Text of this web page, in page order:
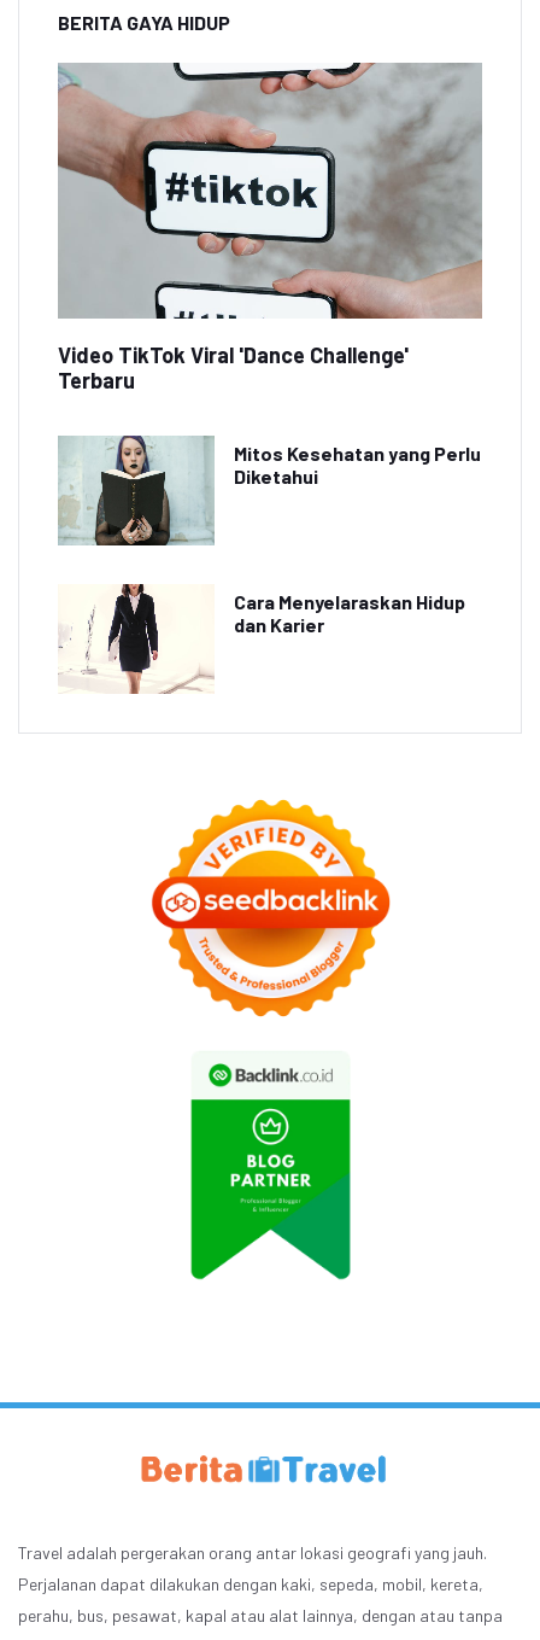
BERITA GAYA HIDUP
Video TikTok Viral 'Dance Challenge'
Terbaru
Mitos Kesehatan yang Perlu
Diketahui
Cara Menyelaraskan Hidup
dan Karier
Travel adalah pergerakan orang antar lokasi geografi yang jauh.
Perjalanan dapat dilakukan dengan kaki, sepeda, mobil, kereta,
perahu, bus, pesawat, kapal atau alat lainnya, dengan atau tanpa